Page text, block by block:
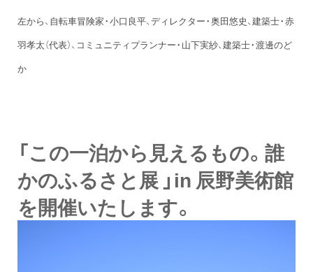
左から、自転車冒険家・小口良平、ディレクター・奥田悠史、建築士・赤
羽孝太（代表）、コミュニティプランナー・山下実紗、建築士・渡邊のど
か
「この一泊から見えるもの。誰
かのふるさと展 」in 辰野美術館
を開催いたします。